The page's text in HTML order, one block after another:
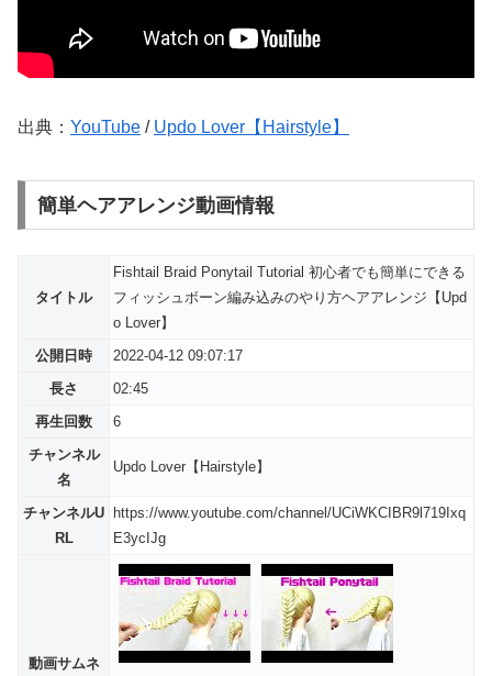
出典： YouTube / Updo Lover【Hairstyle】
簡単ヘアアレンジ動画情報
タイトル
Fishtail Braid Ponytail Tutorial 初心者でも簡単にできる
フィッシュボーン編み込みのやり方ヘアアレンジ【Upd
o Lover】
公開日時
2022-04-12 09:07:17
長さ
02:45
再生回数
6
チャンネル
名
Updo Lover【Hairstyle】
チャンネルU
RL
https://www.youtube.com/channel/UCiWKCIBR9l719Ixq
E3ycIJg
動画サムネ